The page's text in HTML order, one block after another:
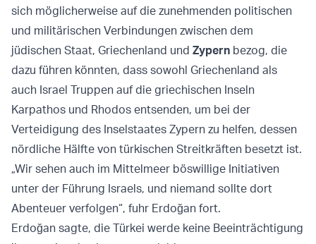
sich möglicherweise auf die zunehmenden politischen
und militärischen Verbindungen zwischen dem
jüdischen Staat, Griechenland und Zypern bezog, die
dazu führen könnten, dass sowohl Griechenland als
auch Israel Truppen auf die griechischen Inseln
Karpathos und Rhodos entsenden, um bei der
Verteidigung des Inselstaates Zypern zu helfen, dessen
nördliche Hälfte von türkischen Streitkräften besetzt ist.
„Wir sehen auch im Mittelmeer böswillige Initiativen
unter der Führung Israels, und niemand sollte dort
Abenteuer verfolgen“, fuhr Erdoğan fort.
Erdoğan sagte, die Türkei werde keine Beeinträchtigung